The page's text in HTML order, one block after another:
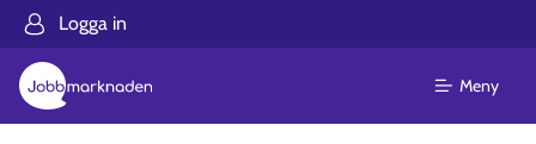
Logga in
Meny